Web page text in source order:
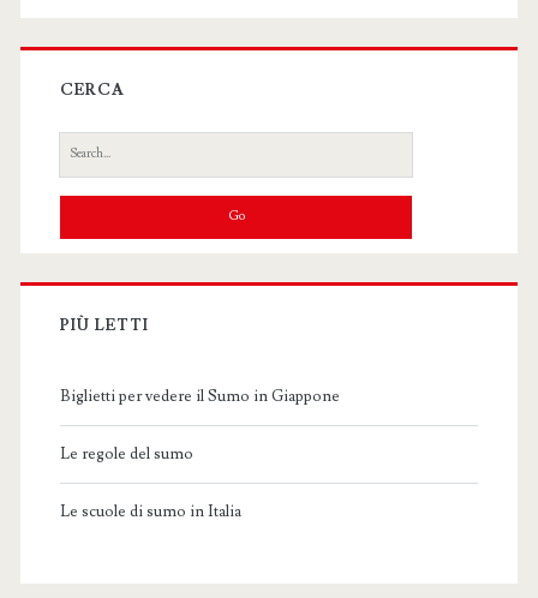
CERCA
Search
for:
PIÙ LETTI
Biglietti per vedere il Sumo in Giappone
Le regole del sumo
Le scuole di sumo in Italia